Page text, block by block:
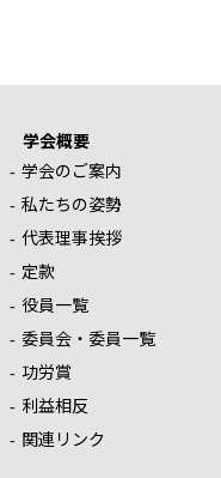
学会概要
学会のご案内
私たちの姿勢
代表理事挨拶
定款
役員一覧
委員会・委員一覧
功労賞
利益相反
関連リンク